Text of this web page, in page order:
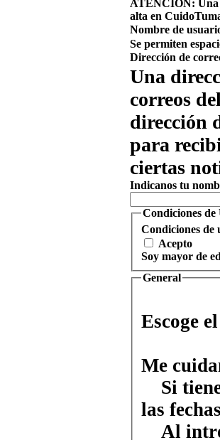
ATENCIÓN: Una
alta en
Nombre de
Se permiten
Dirección de
Una
correos
dirección
para
ciertas
Indicanos tu
Condiciones de
Condiciones de
Acepto
Soy mayor de
General
Escoge
Me
Si
las
Al